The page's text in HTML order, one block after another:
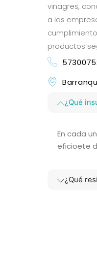
vinagres,
a las
productos
¿Qué
En cada
eficioete
¿Qué